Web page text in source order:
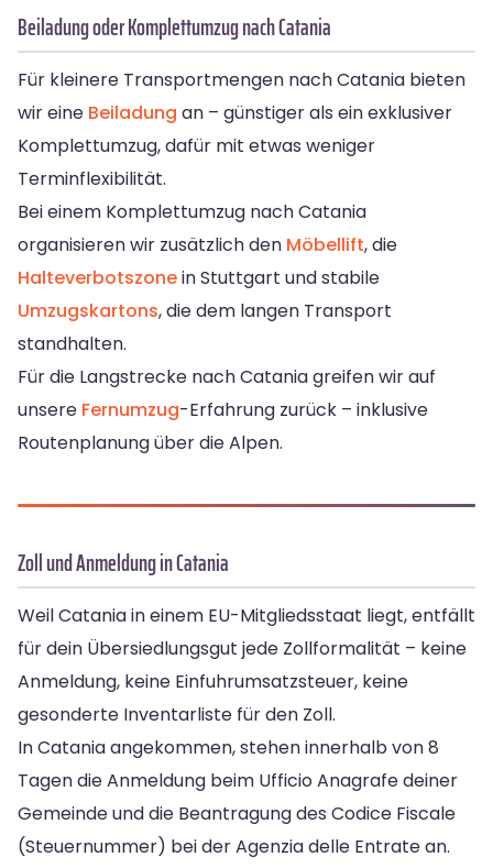
Beiladung oder Komplettumzug nach Catania
Für kleinere Transportmengen nach Catania bieten
wir eine Beiladung an – günstiger als ein exklusiver
Komplettumzug, dafür mit etwas weniger
Terminflexibilität.
Bei einem Komplettumzug nach Catania
organisieren wir zusätzlich den Möbellift, die
Halteverbotszonein Stuttgart und stabile
Umzugskartons, die dem langen Transport
standhalten.
Für die Langstrecke nach Catania greifen wir auf
unsere Fernumzug-Erfahrung zurück – inklusive
Routenplanung über die Alpen.
Zoll und Anmeldung in Catania
Weil Catania in einem EU-Mitgliedsstaat liegt, entfällt
für dein Übersiedlungsgut jede Zollformalität – keine
Anmeldung, keine Einfuhrumsatzsteuer, keine
gesonderte Inventarliste für den Zoll.
In Catania angekommen, stehen innerhalb von 8
Tagen die Anmeldung beim Ufficio Anagrafe deiner
Gemeinde und die Beantragung des Codice Fiscale
(Steuernummer) bei der Agenzia delle Entrate an.